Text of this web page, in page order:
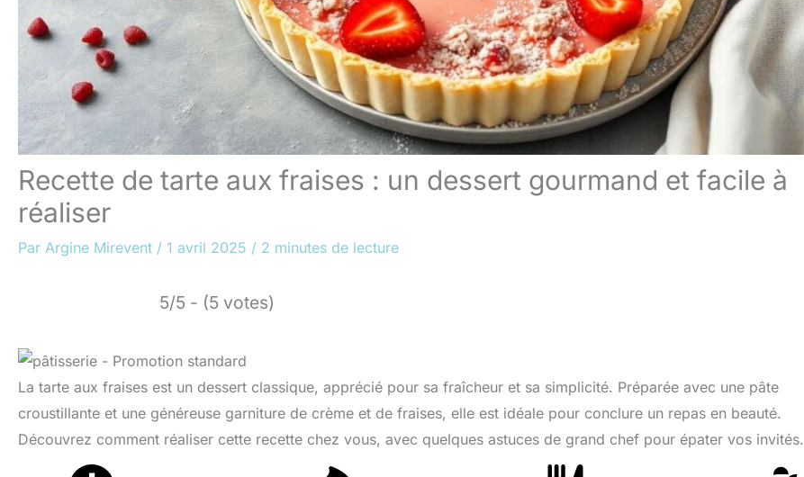
Recette de tarte aux fraises : un dessert gourmand et facile à
réaliser
Par Argine Mirevent / 1 avril 2025 / 2 minutes de lecture
5/5 - (5 votes)
La tarte aux fraises est un dessert classique, apprécié pour sa fraîcheur et sa simplicité. Préparée avec une pâte
croustillante et une généreuse garniture de crème et de fraises, elle est idéale pour conclure un repas en beauté.
Découvrez comment réaliser cette recette chez vous, avec quelques astuces de grand chef pour épater vos invités.